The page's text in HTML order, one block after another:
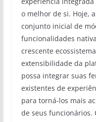
o melhor de si. Hoje,
conjunto inicial de
funcionalidades
crescente
extensibilidade da
possa integrar suas
existentes de
para torná-los mais
de seus funcionários.